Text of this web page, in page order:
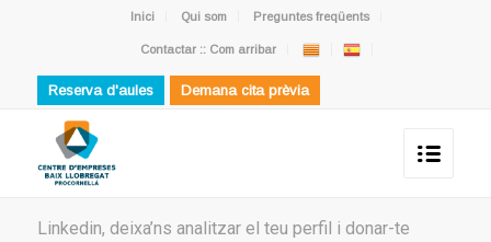
Inici Qui som Preguntes freqüents
Contactar :: Com arribar
Reserva d'aules Demana cita prèvia
Linkedin, deixa’ns analitzar el teu perfil i donar-te